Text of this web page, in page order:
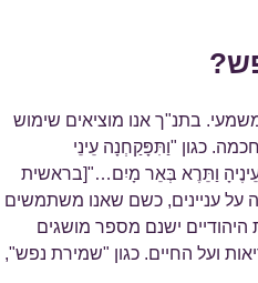
בתנ"ך אנו מוציאים שימוש
כגון "וַתִּפָּקַחְנָה עֵינֵי
וַתֵּרֶא בְּאֵר מָיִם…"[בראשית
עניינים, כשם שאנו משתמשים
היהודיים ישנם מספר מושגים
ועל החיים. כגון "שמירת נפש",